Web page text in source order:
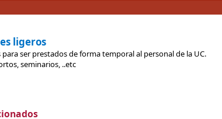
ligeros
ser prestados de forma temporal al personal de la UC.
seminarios, ..etc